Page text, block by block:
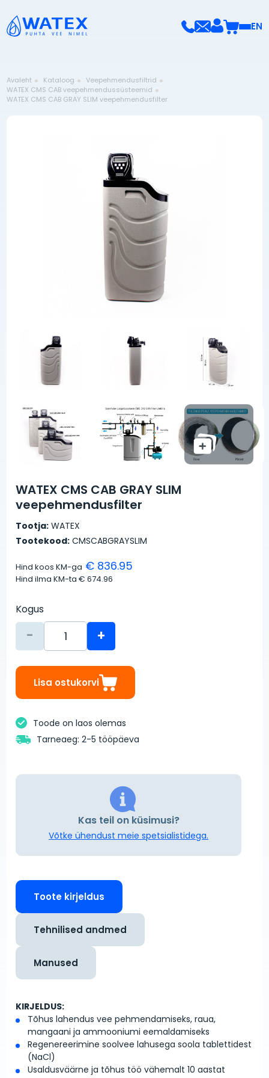
EN
Avaleht Kataloog
Veepehmendusfiltrid
WATEX CMS CAB veepehmendussüsteemid
WATEX CMS CAB GRAY SLIM veepehmendusfilter
WATEX CMS CAB GRAY SLIM
veepehmendusfilter
Tootja: WATEX
Tootekood: CMSCABGRAYSLIM
Hind koos KM-ga € 836.95
Hind ilma KM-ta€ 674.96
Kogus
- +
Lisa ostukorvi
Toode on laos olemas
Tarneaeg: 2-5 tööpäeva
Kas teil on küsimusi?
Võtke ühendust meie spetsialistidega.
Toote kirjeldus
Tehnilised andmed
Manused
KIRJELDUS:
Tõhus lahendus vee pehmendamiseks, raua,
mangaani ja ammooniumi eemaldamiseks
Regenereerimine soolvee lahusega soola tablettidest
(NaCl)
Usaldusväärne ja tõhus töö vähemalt 10 aastat